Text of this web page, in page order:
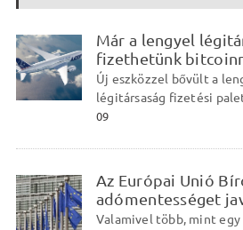
Már a lengyel
fizethetünk
Új eszközzel bővült a
légitársaság fizetési
09
Az Európai Unió
adómentességet
Valamivel több, mint